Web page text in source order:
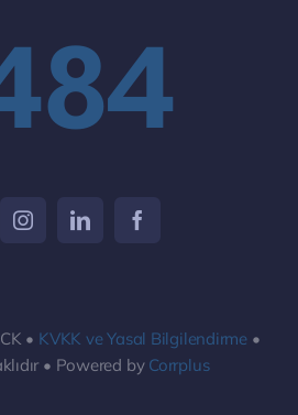
• KVKK ve Yasal Bilgilendirme•
• Powered by Corrplus